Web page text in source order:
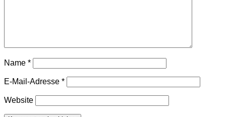
Name *
E-Mail-Adresse *
Website